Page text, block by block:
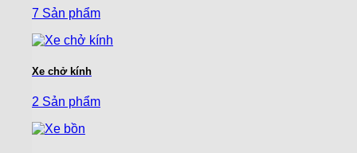
7 Sản phẩm
Xe chở kính
2 Sản phẩm